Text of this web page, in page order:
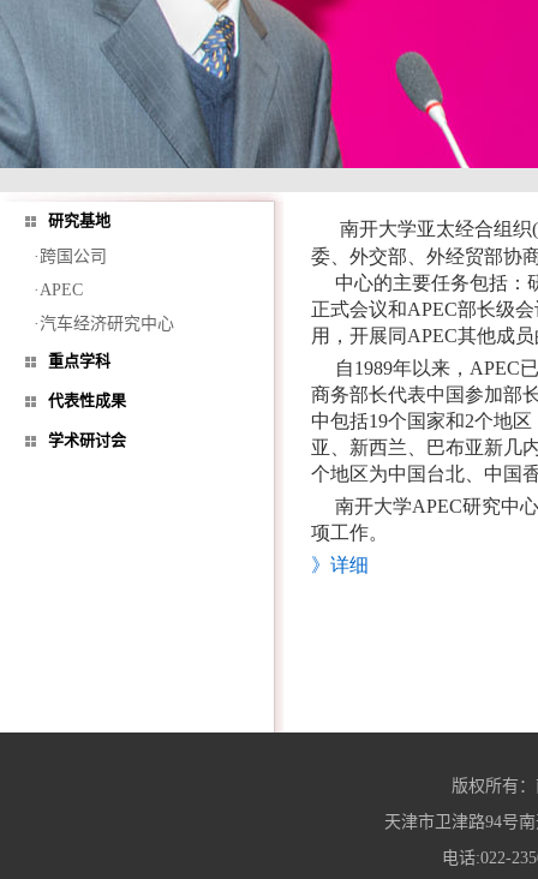
研究基地
·跨国公司
·APEC
·汽车经济研究中心
重点学科
代表性成果
学术研讨会
南开大学亚太经合组织
委、外交部、外经贸部协
中心的主要任务包括：
正式会议和APEC部长级
用，开展同APEC其他成
自1989年以来，APEC
商务部长代表中国参加部
中包括19个国家和2个地
亚、新西兰、巴布亚新几
个地区为中国台北、中国
南开大学APEC研究中
项工作。
》详细
版权所有
天津市卫津路94号
电话:022-